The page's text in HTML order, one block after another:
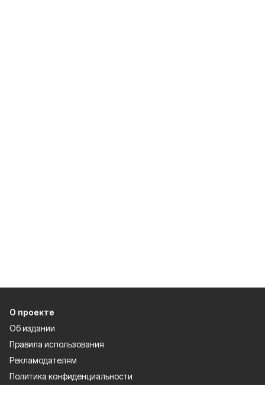
О проекте
Об издании
Правила использования
Рекламодателям
Политика конфиденциальности